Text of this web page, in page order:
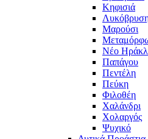
Κηφισιά
Μαρούσι
Νέο
Παπάγου
Πεντέλη
Πεύκη
Φιλοθέη
Χαλάνδρι
Χολαργός
Ψυχικό